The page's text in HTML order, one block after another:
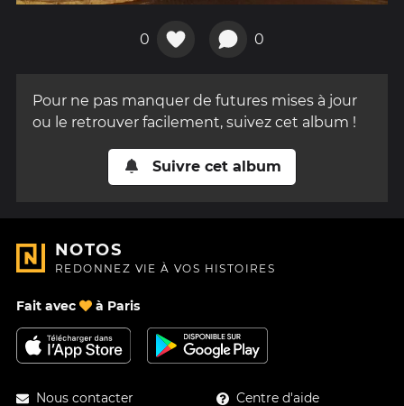
0 0
Pour ne pas manquer de futures mises à jour
ou le retrouver facilement, suivez cet album !
Suivre cet album
NOTOS
REDONNEZ VIE À VOS HISTOIRES
Fait avec à Paris
Nous contacter Centre d'aide